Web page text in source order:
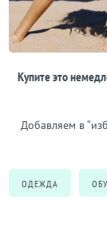
Купите это
Добавляем в
ОДЕЖДА